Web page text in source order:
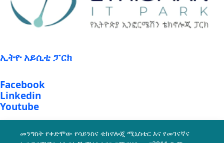
Facebook
Linkedin
Youtube
መንግስት የቀድሞው የሳይንስና ቴክኖሎጂ ሚኒስቴር እና የመገናኛና
ኢንፎርሜሽን ቴክኖሎጂ ሚኒስቴርን በማዋሃድ በ2011 ዓ.ም